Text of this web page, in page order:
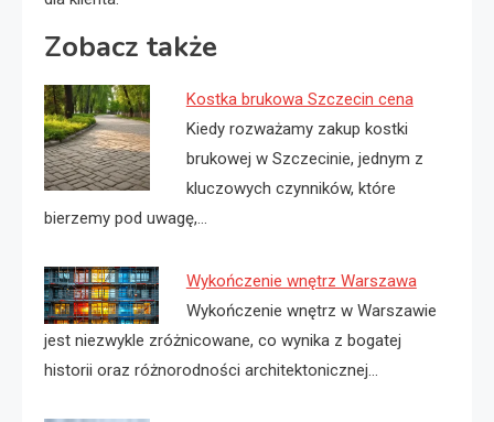
Zobacz także
Kostka brukowa Szczecin cena
Kiedy rozważamy zakup kostki
brukowej w Szczecinie, jednym z
kluczowych czynników, które
bierzemy pod uwagę,…
Wykończenie wnętrz Warszawa
Wykończenie wnętrz w Warszawie
jest niezwykle zróżnicowane, co wynika z bogatej
historii oraz różnorodności architektonicznej…